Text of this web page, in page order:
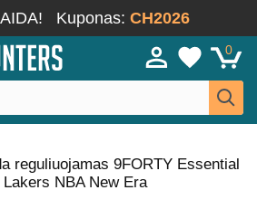
Kuponas: CH2026
0
reguliuojamas 9FORTY Essential
NBA New Era